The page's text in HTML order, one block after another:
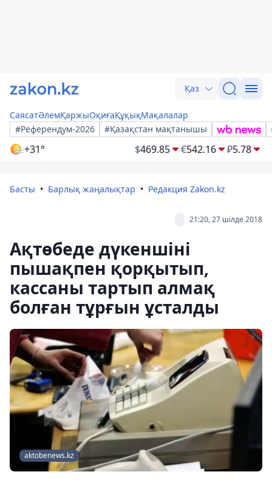
Қаз
СаясатӘлемҚаржыОқиғаҚұқықМақалалар
#Референдум-2026
#Қазақстан мақтанышы
+31° $469.85 €542.16 ₽5.78
Басты Барлық жаңалықтар Редакция Zakon.kz
21:20, 27 шілде 2018
Ақтөбеде дүкеншіні
пышақпен қорқытып,
кассаны тартып алмақ
болған тұрғын ұсталды
aktobenews.kz